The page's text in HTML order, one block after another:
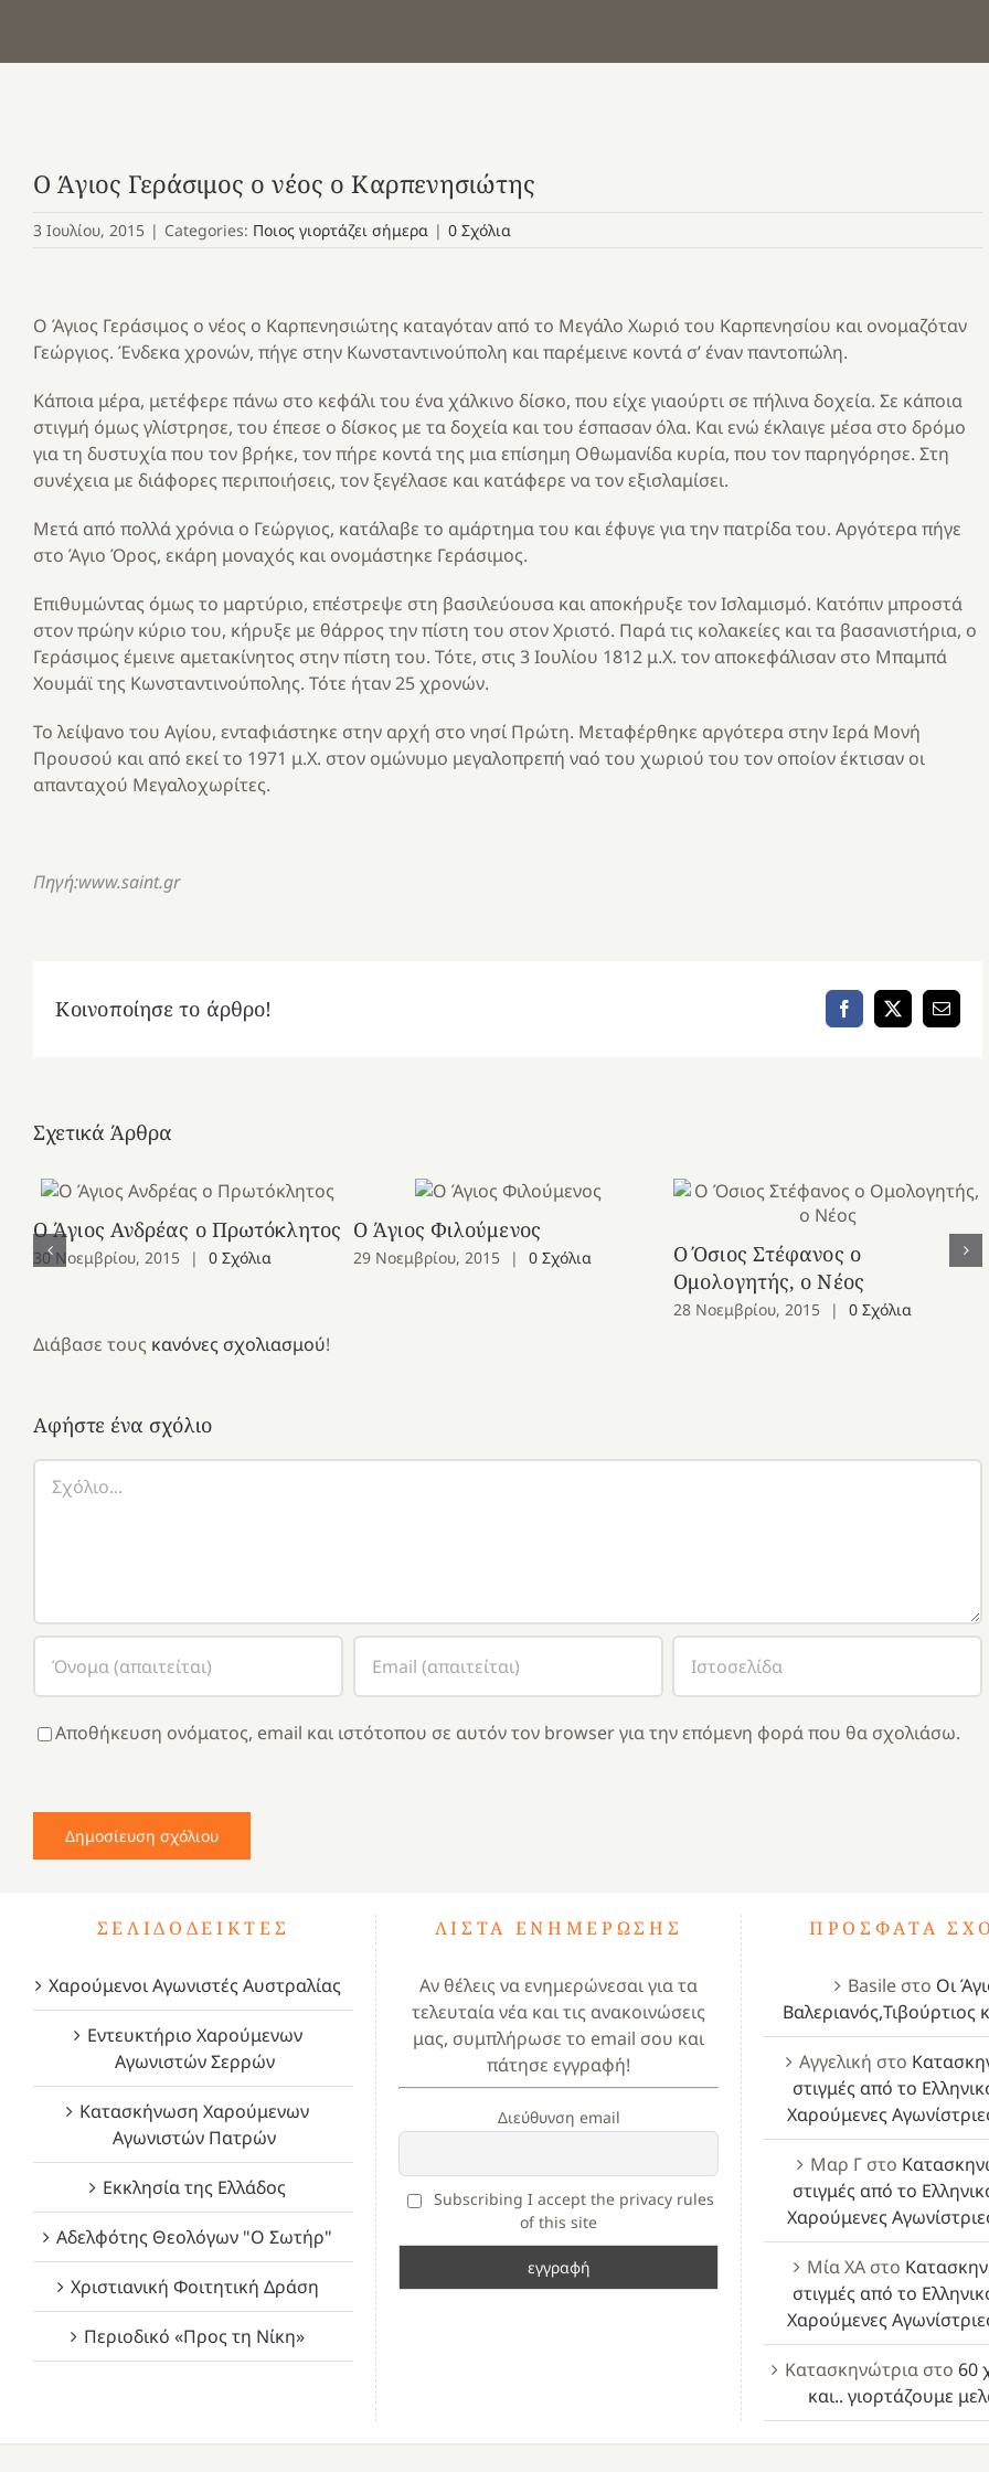
Ο Άγιος Γεράσιμος ο νέος ο Καρπενησιώτης
3 Ιουλίου, 2015 | Categories: Ποιος γιορτάζει σήμερα | 0 Σχόλια
Ο Άγιος Γεράσιμος ο νέος ο Καρπενησιώτης καταγόταν από το Μεγάλο Χωριό του Καρπενησίου και ονομαζόταν
Γεώργιος. Ένδεκα χρονών, πήγε στην Κωνσταντινούπολη και παρέμεινε κοντά σ’ έναν παντοπώλη.
Κάποια μέρα, μετέφερε πάνω στο κεφάλι του ένα χάλκινο δίσκο, που είχε γιαούρτι σε πήλινα δοχεία. Σε κάποια
στιγμή όμως γλίστρησε, του έπεσε ο δίσκος με τα δοχεία και του έσπασαν όλα. Και ενώ έκλαιγε μέσα στο δρόμο
για τη δυστυχία που τον βρήκε, τον πήρε κοντά της μια επίσημη Οθωμανίδα κυρία, που τον παρηγόρησε. Στη
συνέχεια με διάφορες περιποιήσεις, τον ξεγέλασε και κατάφερε να τον εξισλαμίσει.
Μετά από πολλά χρόνια ο Γεώργιος, κατάλαβε το αμάρτημα του και έφυγε για την πατρίδα του. Αργότερα πήγε
στο Άγιο Όρος, εκάρη μοναχός και ονομάστηκε Γεράσιμος.
Επιθυμώντας όμως το μαρτύριο, επέστρεψε στη βασιλεύουσα και αποκήρυξε τον Ισλαμισμό. Κατόπιν μπροστά
στον πρώην κύριο του, κήρυξε με θάρρος την πίστη του στον Χριστό. Παρά τις κολακείες και τα βασανιστήρια, ο
Γεράσιμος έμεινε αμετακίνητος στην πίστη του. Τότε, στις 3 Ιουλίου 1812 μ.Χ. τον αποκεφάλισαν στο Μπαμπά
Χουμάϊ της Κωνσταντινούπολης. Τότε ήταν 25 χρονών.
Το λείψανο του Αγίου, ενταφιάστηκε στην αρχή στο νησί Πρώτη. Μεταφέρθηκε αργότερα στην Ιερά Μονή
Προυσού και από εκεί το 1971 μ.Χ. στον ομώνυμο μεγαλοπρεπή ναό του χωριού του τον οποίον έκτισαν οι
απανταχού Μεγαλοχωρίτες.
Πηγή:www.saint.gr
Κοινοποίησε το άρθρο! Facebook
X Email
Σχετικά Άρθρα
Ο Άγιος Ανδρέας ο Πρωτόκλητος
30 Νοεμβρίου, 2015 | 0 Σχόλια
Ο Άγιος Φιλούμενος
29 Νοεμβρίου, 2015 | 0 Σχόλια
Ο Όσιος Στέφανος ο
Ομολογητής, ο Νέος
28 Νοεμβρίου, 2015 | 0 Σχόλια
Διάβασε τους κανόνες σχολιασμού!
Αφήστε ένα σχόλιο
Αποθήκευση ονόματος, email και ιστότοπου σε αυτόν τον browser για την επόμενη φορά που θα σχολιάσω.
ΣΕΛΙΔΟΔΕΊΚΤΕΣ
Χαρούμενοι Αγωνιστές Αυστραλίας
Εντευκτήριο Χαρούμενων
Αγωνιστών Σερρών
Κατασκήνωση Χαρούμενων
Αγωνιστών Πατρών
Εκκλησία της Ελλάδος
Αδελφότης Θεολόγων "Ο Σωτήρ"
Χριστιανική Φοιτητική Δράση
Περιοδικό «Προς τη Νίκη»
ΛΊΣΤΑ ΕΝΗΜΈΡΩΣΗΣ
Αν θέλεις να ενημερώνεσαι για τα
τελευταία νέα και τις ανακοινώσεις
μας, συμπλήρωσε το email σου και
πάτησε εγγραφή!
Διεύθυνση email
Subscribing I accept the privacy rules
of this site
ΠΡΌΣΦΑΤΑ
Basileστο Οι
Βαλεριανός,Τιβούρτιος
Αγγελική στο
στιγμές από το
Χαρούμενες
Μαρ Γστο
στιγμές από το
Χαρούμενες
Μία ΧΑστο
στιγμές από το
Χαρούμενες
Κατασκηνώτριαστο 60
και.. γιορτάζουμε